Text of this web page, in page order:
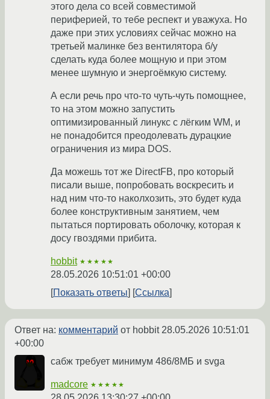
этого дела со всей совместимой
периферией, то тебе респект и уважуха. Но
даже при этих условиях сейчас можно на
третьей малинке без вентилятора б/у
сделать куда более мощную и при этом
менее шумную и энергоёмкую систему.
А если речь про что-то чуть-чуть помощнее,
то на этом можно запустить
оптимизированный линукс с лёгким WM, и
не понадобится преодолевать дурацкие
ограничения из мира DOS.
Да можешь тот же DirectFB, про который
писали выше, попробовать воскресить и
над ним что-то наколхозить, это будет куда
более конструктивным занятием, чем
пытаться портировать оболочку, которая к
досу гвоздями прибита.
hobbit ★★★★★
28.05.2026 10:51:01 +00:00
Показать ответы
Ссылка
Ответ на: комментарий от hobbit 28.05.2026 10:51:01
+00:00
сабж требует минимум 486/8МБ и svga
madcore ★★★★★